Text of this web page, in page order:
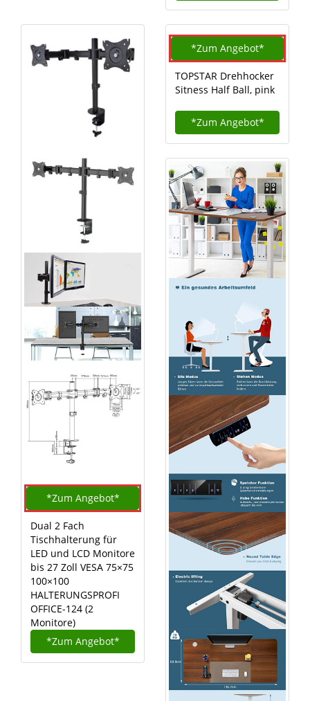
*Zum Angebot*
Dual 2 Fach
Tischhalterung für
LED und LCD Monitore
bis 27 Zoll VESA 75×75
100×100
HALTERUNGSPROFI
OFFICE-124 (2
Monitore)
*Zum Angebot*
*Zum Angebot*
TOPSTAR Drehhocker
Sitness Half Ball, pink
*Zum Angebot*